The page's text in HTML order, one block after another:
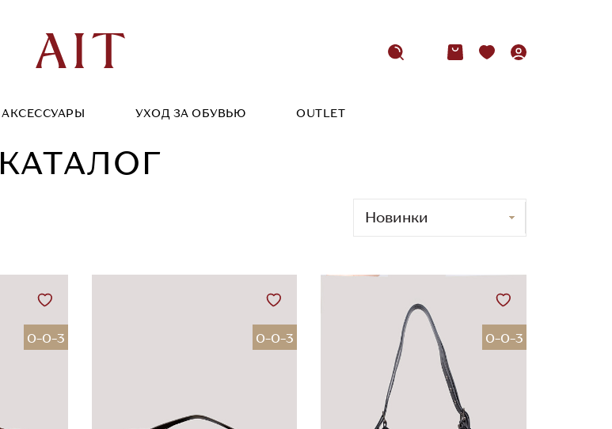
АКСЕССУАРЫ УХОД ЗА ОБУВЬЮ OUTLET
КАТАЛОГ
0-0-3 0-0-3 0-0-3